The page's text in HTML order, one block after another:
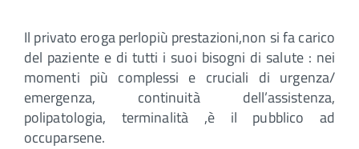
Il privato eroga perlopiù prestazioni,non si fa carico
del paziente e di tutti i suoi bisogni di salute : nei
momenti più complessi e cruciali di urgenza/
emergenza, continuità dell’assistenza,
polipatologia, terminalità ,è il pubblico ad
occuparsene.